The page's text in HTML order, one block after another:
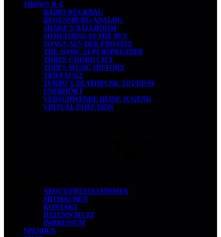
SHOWS R-Z
RADIO RÜCKBAU
REGENSBURG ANALOG
SHAKE’S BALLROOM
SOMETHING IN THE 80’S
SONGS AUS DER PROVINZ
THE SONIC SUPERSPREADER
THREE CHORD CITY
TOBI’S MUSIC HISTORY
TRIEFAUGE
TURBO’S DEATHPUNK TOURISM
UNERHÖRT
VERSCHWENDE DEINE JUGEND
VIRTUAL INJECTION
ABOUT/PRESSESTIMMEN
MITMACHEN
KONTAKT
DATENSCHUTZ
IMPRESSUM
SPENDEN